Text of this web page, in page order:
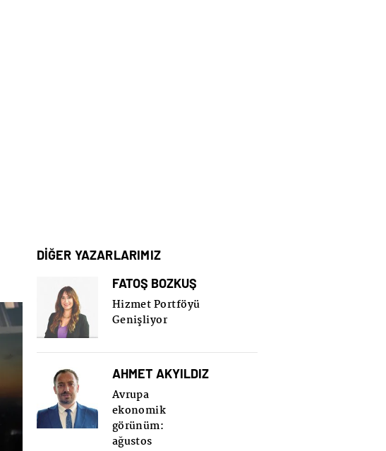
DİĞER YAZARLARIMIZ
FATOŞ BOZKUŞ
Hizmet Portföyü
Genişliyor
AHMET AKYILDIZ
Avrupa
ekonomik
görünüm:
ağustos